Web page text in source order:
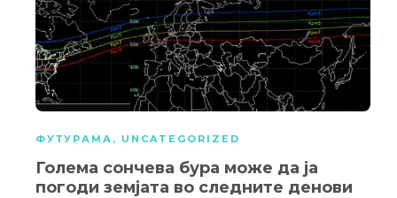
ФУТУРАМА , UNCATEGORIZED
Голема сончева бура може да ја
погоди земјата во следните денови